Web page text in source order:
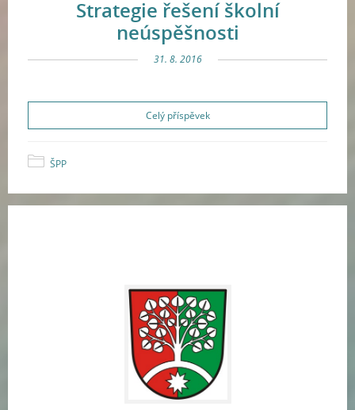
Strategie řešení školní
neúspěšnosti
31. 8. 2016
Celý příspěvek
ŠPP